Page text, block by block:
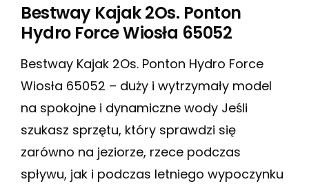
Bestway Kajak 2Os. Ponton
Hydro Force Wiosła 65052
Bestway Kajak 2Os. Ponton Hydro Force
Wiosła 65052 – duży i wytrzymały model
na spokojne i dynamiczne wody Jeśli
szukasz sprzętu, który sprawdzi się
zarówno na jeziorze, rzece podczas
spływu, jak i podczas letniego wypoczynku